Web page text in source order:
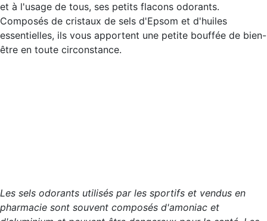
et à l'usage de tous, ses petits flacons odorants.
Composés de cristaux de sels d'Epsom et d'huiles
essentielles, ils vous apportent une petite bouffée de bien-
être en toute circonstance.
Les sels odorants utilisés par les sportifs et vendus en
pharmacie sont souvent composés d'amoniac et